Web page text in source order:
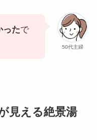
50代主婦
ったで
見える絶景湯